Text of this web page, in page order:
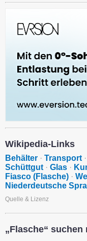
Wikipedia-Links
Behälter · Transport ·
Schüttgut · Glas ·
Fiasco (Flasche) ·
Niederdeutsche
Quelle & Lizenz
„Flasche“ suchen